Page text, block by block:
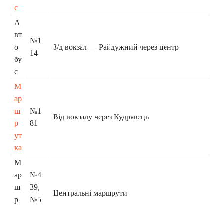
с
А
вт
о
бу
с
№1
14
З/д вокзал — Райдужний через центр
М
ар
ш
р
ут
ка
№1
81
Від вокзалу через Кудрявець
М
ар
ш
р
№4
39,
№5
Центральні маршрути